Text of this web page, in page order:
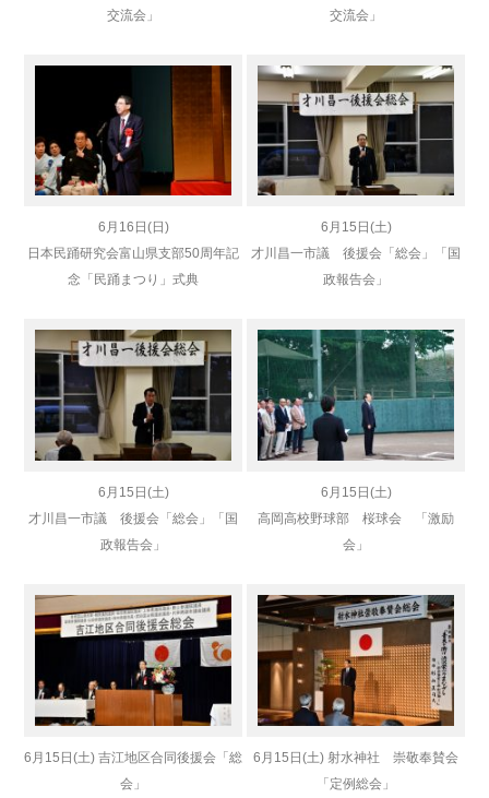
交流会」
交流会」
6月16日(日)
日本民踊研究会富山県支部50周年記
念「民踊まつり」式典
6月15日(土)
才川昌一市議 後援会「総会」「国
政報告会」
6月15日(土)
才川昌一市議 後援会「総会」「国
政報告会」
6月15日(土)
高岡高校野球部 桜球会 「激励
会」
6月15日(土) 吉江地区合同後援会「総
会」
6月15日(土) 射水神社 崇敬奉賛会
「定例総会」